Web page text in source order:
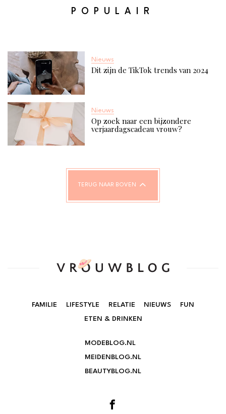
POPULAIR
Nieuws
Dit zijn de TikTok trends van 2024
Nieuws
Op zoek naar een bijzondere
verjaardagscadeau vrouw?
TERUG NAAR BOVEN
FAMILIE LIFESTYLE RELATIE NIEUWS
FUN
ETEN & DRINKEN
MODEBLOG.NL
MEIDENBLOG.NL
BEAUTYBLOG.NL